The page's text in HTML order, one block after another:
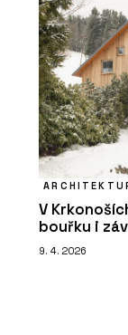
V
bouřku i
9. 4. 2026